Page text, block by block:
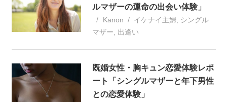
ルマザーの運命の出会い体験」
Kanon イケナイ主婦
シングル
マザー
出逢い
既婚女性・胸キュン恋愛体験レポ
ート「シングルマザーと年下男性
との恋愛体験」